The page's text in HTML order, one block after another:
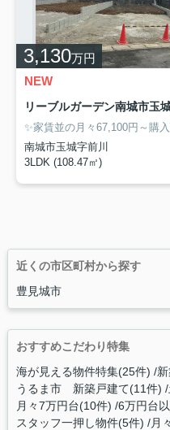
3,130万円
NEW
南城市玉城字前川
3LDK (108.47㎡)
近くの市区町村から探す
豊見城市
おすすめこだわり特集
海が見える物件特集(25件)
うるま市 新築戸建て(11件)
月々7万円台(10件) 6万円台
スタッフ一押し物件(5件) 月